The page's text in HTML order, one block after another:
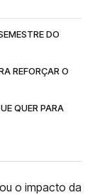
DO
REFORÇAR O
QUER PARA
o impacto da